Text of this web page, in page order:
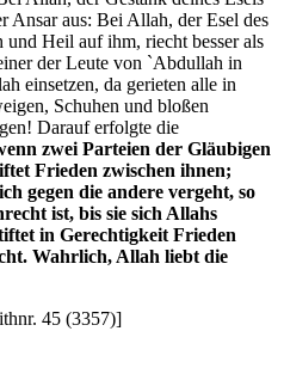
Ansar aus: Bei Allah, der Esel des
und Heil auf ihm, riecht besser als
der Leute von `Abdullah in
einsetzen, da gerieten alle in
Schuhen und bloßen
Darauf erfolgte die
zwei Parteien der Gläubigen
Frieden zwischen ihnen;
gegen die andere vergeht, so
ist, bis sie sich Allahs
in Gerechtigkeit Frieden
Wahrlich, Allah liebt die
45 (3357)]